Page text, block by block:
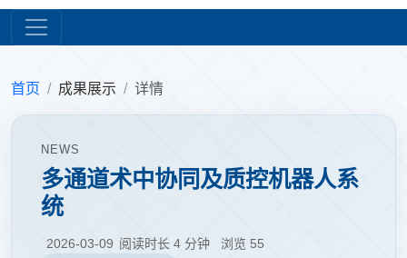
首页 成果展示 详情
NEWS
多通道术中协同及质控机器人系
统
2026-03-09 阅读时长 4 分钟 浏览 55